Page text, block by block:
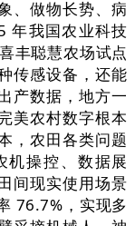
、做物长势、病
年我国农业科技
丰聪慧农场试点
传感设备，还能
产数据，地方一
美农村数字根本
，农田各类问题
机操控、数据展
间现实使用场景
76.7%，实现多